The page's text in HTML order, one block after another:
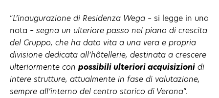
“L’inaugurazione di Residenza Wega – si legge in una
nota – segna un ulteriore passo nel piano di crescita
del Gruppo, che ha dato vita a una vera e propria
divisione dedicata all’hôtellerie, destinata a crescere
ulteriormente con possibili ulteriori acquisizioni di
intere strutture, attualmente in fase di valutazione,
sempre all’interno del centro storico di Verona“.